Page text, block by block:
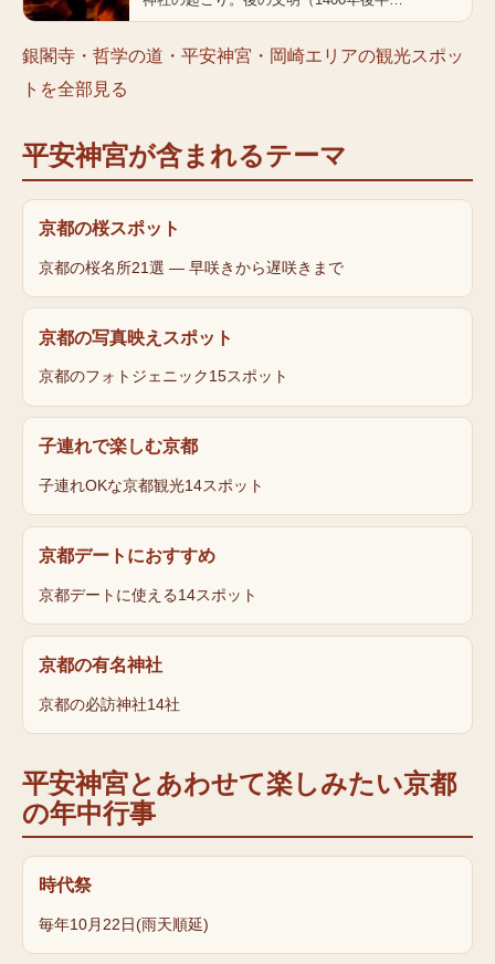
銀閣寺・哲学の道・平安神宮・岡崎エリアの観光スポッ
トを全部見る
平安神宮が含まれるテーマ
京都の桜スポット
京都の桜名所21選 — 早咲きから遅咲きまで
京都の写真映えスポット
京都のフォトジェニック15スポット
子連れで楽しむ京都
子連れOKな京都観光14スポット
京都デートにおすすめ
京都デートに使える14スポット
京都の有名神社
京都の必訪神社14社
平安神宮とあわせて楽しみたい京都
の年中行事
時代祭
毎年10月22日(雨天順延)